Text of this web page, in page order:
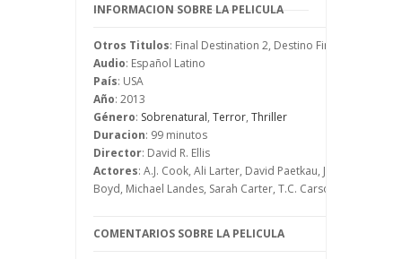
para que no suceda nada y por eso un
pasa. Cuando llega este agente, el
accidente que Kimberly había imaginado
sucede delante de ellos.
Kimberly se ha conseguido salvar, al igual
que sus amigos, pero el problema es que
su destino era morir, por lo que de
momento no puede pensar que está a
salvo.
INFORMACION SOBRE LA PELICULA
Otros Titulos: Final Destination 2, Destino Final 2
Audio: Español Latino
País: USA
Año: 2013
Género: Sobrenatural, Terror, Thriller
Duracion: 99 minutos
Director: David R. Ellis
Actores: A.J. Cook, Ali Larter, David Paetkau, James Kirk,
Boyd, Michael Landes, Sarah Carter, T.C. Carson, Tony Todd
COMENTARIOS SOBRE LA PELICULA